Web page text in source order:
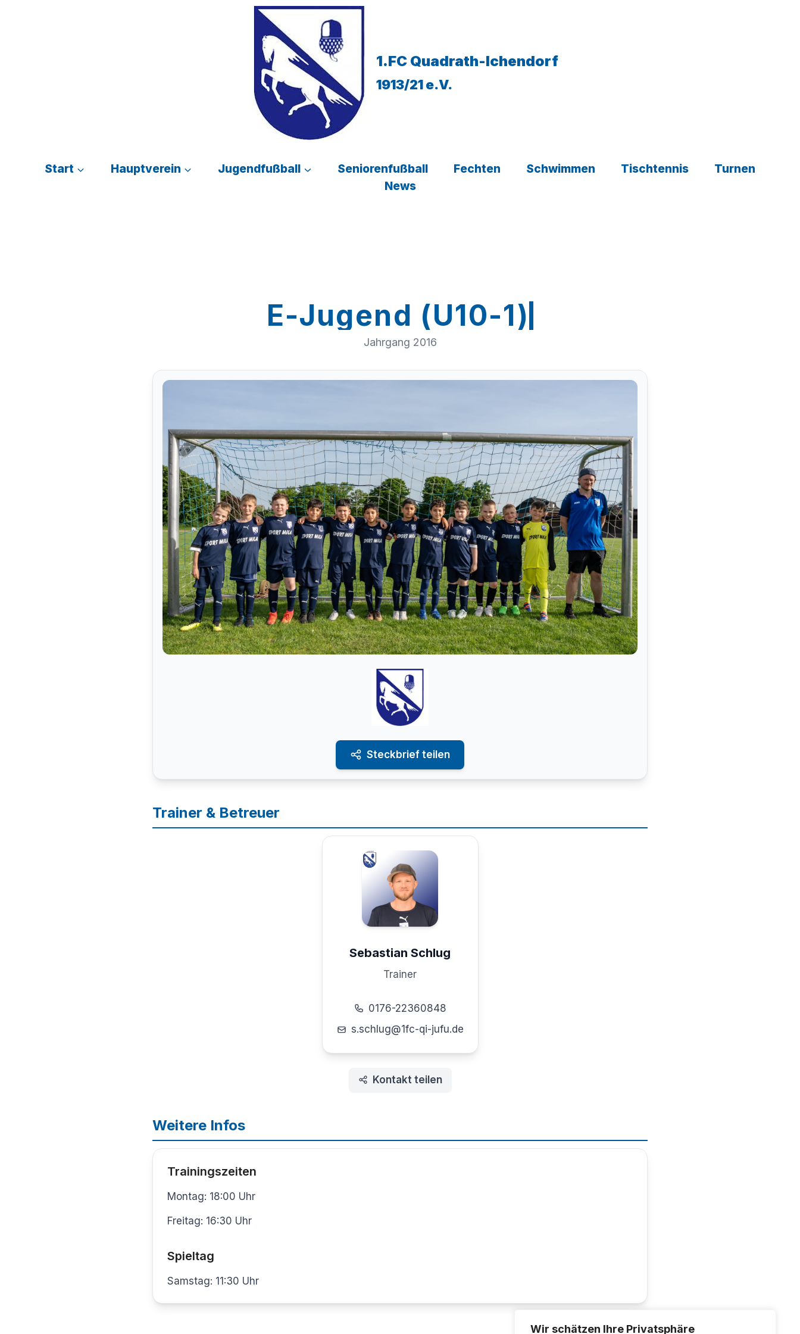
Wir schätzen Ihre Privatsphäre
1.FC Quadrath-Ichendorf
1913/21 e.V.
Start Hauptverein Jugendfußball Seniorenfußball Fechten Schwimmen Tischtennis
Turnen
News
E-Jugend (U10-1)
Jahrgang 2016
Steckbrief teilen
Trainer & Betreuer
Sebastian Schlug
Trainer
0176-22360848
s.schlug@1fc-qi-jufu.de
Kontakt teilen
Weitere Infos
Trainingszeiten
Montag: 18:00 Uhr
Freitag: 16:30 Uhr
Spieltag
Samstag: 11:30 Uhr